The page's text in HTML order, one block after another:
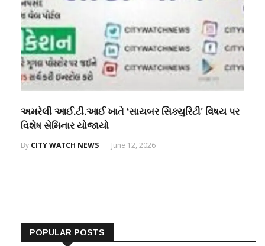
અમરેલી આઈ.ટી.આઈ ખાતે ‘સાયબર સિક્યુરિટી’ વિષય પર
વિશેષ સેમિનાર યોજાયો
By CITY WATCH NEWS June 12, 2026
POPULAR POSTS